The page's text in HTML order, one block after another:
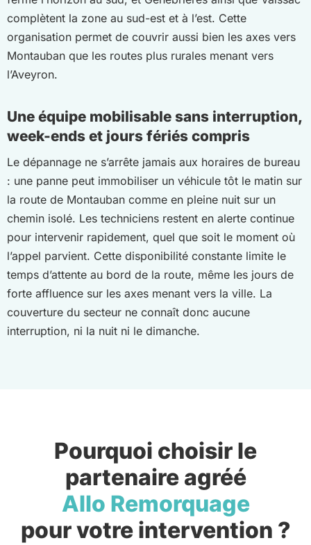
complètent la zone au sud-est et à l’est. Cette
organisation permet de couvrir aussi bien les axes vers
Montauban que les routes plus rurales menant vers
l’Aveyron.
Une équipe mobilisable sans interruption,
week-ends et jours fériés compris
Le dépannage ne s’arrête jamais aux horaires de bureau
: une panne peut immobiliser un véhicule tôt le matin sur
la route de Montauban comme en pleine nuit sur un
chemin isolé. Les techniciens restent en alerte continue
pour intervenir rapidement, quel que soit le moment où
l’appel parvient. Cette disponibilité constante limite le
temps d’attente au bord de la route, même les jours de
forte affluence sur les axes menant vers la ville. La
couverture du secteur ne connaît donc aucune
interruption, ni la nuit ni le dimanche.
Pourquoi choisir le
partenaire agréé
Allo Remorquage
pour votre intervention ?